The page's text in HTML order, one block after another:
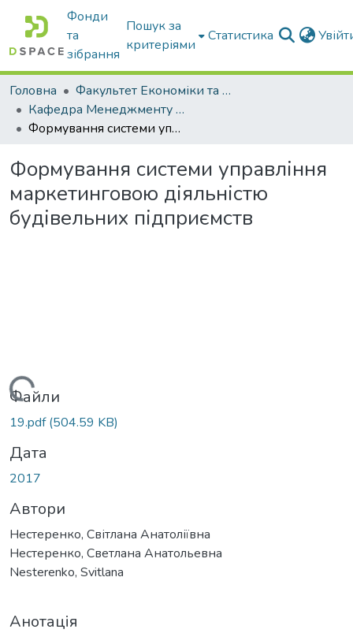
Фонди
та
зібрання
Пошук за
критеріями
Статистика
Головна
Факультет Економіки та бізнесу
Кафедра Менеджменту та публічного адміністрування
Формування системи управління маркетинговою діяльністю будівельних підприємств
Формування системи управління
маркетинговою діяльністю
будівельних підприємств
Файли
19.pdf(504.59 KB)
Дата
2017
Автори
Нестеренко, Світлана Анатоліївна
Нестеренко, Светлана Анатольевна
Nesterenko, Svitlana
Анотація